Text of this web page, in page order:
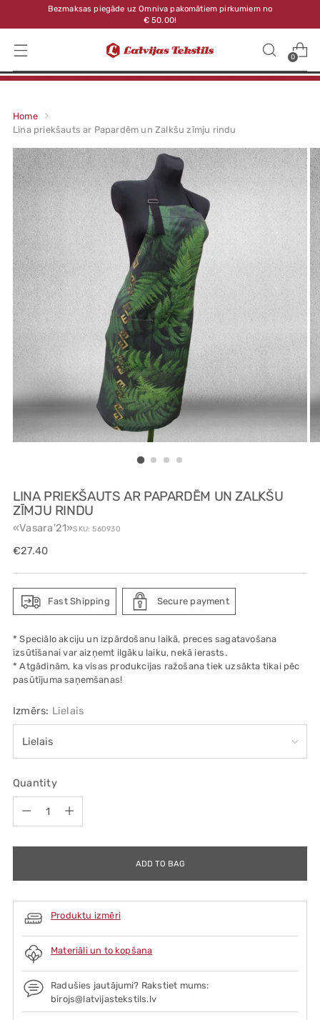
Bezmaksas piegāde uz Omniva pakomātiem pirkumiem no
€ 50.00!
0
Home
Lina priekšauts ar Papardēm un Zalkšu zīmju rindu
LINA PRIEKŠAUTS AR PAPARDĒM UN ZALKŠU
ZĪMJU RINDU
«Vasara'21»SKU: 560930
Regular
€27.40
Fast Shipping Secure payment
* Speciālo akciju un izpārdošanu laikā, preces sagatavošana
izsūtīšanai var aizņemt ilgāku laiku, nekā ierasts.
* Atgādinām, ka visas produkcijas ražošana tiek uzsākta tikai pēc
pasūtījuma saņemšanas!
Izmērs: Lielais
Quantity
ADD TO BAG
Produktu izmēri
Materiāli un to kopšana
Radušies jautājumi? Rakstiet mums:
birojs@latvijastekstils.lv